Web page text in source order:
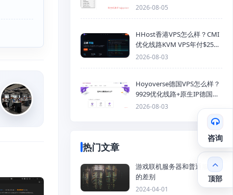
Mysql数据库为SQL格式备份
2026-08-05
HHost香港VPS怎么样？CMI
优化线路KVM VPS年付$25
起，4GB内存优惠套餐
2026-08-03
Hoyoverse德国VPS怎么样？
9929优化线路+原生IP德国
KVM VPS推荐
2026-08-03
热门文章
游戏联机服务器和普通服务器
的差别
2024-04-01
咨询
顶部